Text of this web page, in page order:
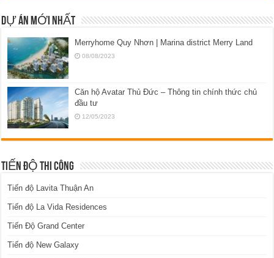
DỰ ÁN MỚI NHẤT
Merryhome Quy Nhơn | Marina district Merry Land
08/08/2023
Căn hộ Avatar Thủ Đức – Thông tin chính thức chủ
đầu tư
12/05/2023
TIẾN ĐỘ THI CÔNG
Tiến độ Lavita Thuận An
Tiến độ La Vida Residences
Tiến Độ Grand Center
Tiến độ New Galaxy